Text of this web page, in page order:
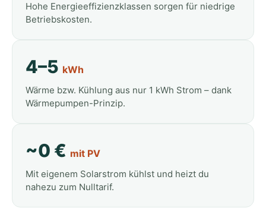
Hohe Energieeffizienzklassen sorgen für niedrige
Betriebskosten.
4–5 kWh
Wärme bzw. Kühlung aus nur 1 kWh Strom – dank
Wärmepumpen-Prinzip.
~0 € mit PV
Mit eigenem Solarstrom kühlst und heizt du
nahezu zum Nulltarif.